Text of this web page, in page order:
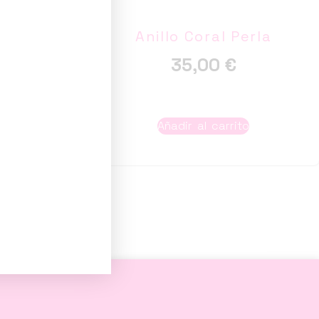
Anillo Coral Perla
35,00 €
Añadir al carrito